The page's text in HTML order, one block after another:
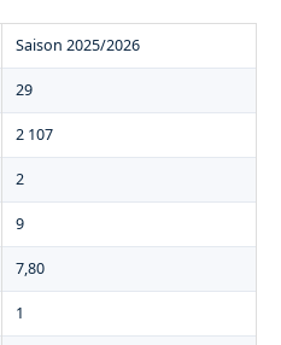
Saison 2025/2026
29
2 107
2
9
7,80
1